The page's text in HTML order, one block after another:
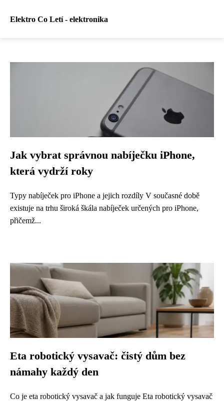
Elektro Co Letí - elektronika
Jak vybrat správnou nabíječku iPhone,
která vydrží roky
Typy nabíječek pro iPhone a jejich rozdíly V současné době
existuje na trhu široká škála nabíječek určených pro iPhone,
přičemž...
Eta robotický vysavač: čistý dům bez
námahy každý den
Co je eta robotický vysavač a jak funguje Eta robotický vysavač